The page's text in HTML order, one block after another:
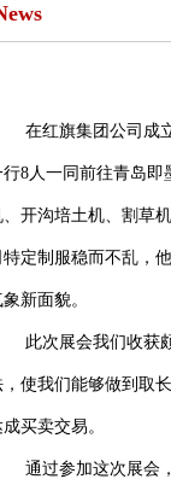
红旗集团公司成立
行8人一同前往青岛即
、开沟培土机、割草
特定制服稳而不乱，
新面貌。
次展会我们收获颇
，使我们能够做到取
买卖交易。
过参加这次展会，